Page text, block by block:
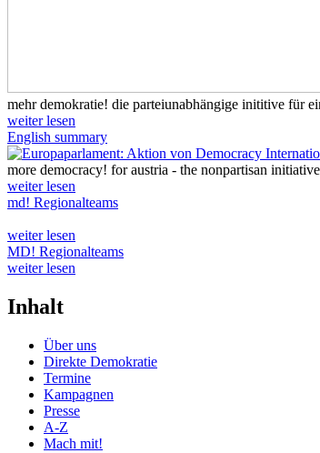
mehr demokratie! die parteiunabhängige inititive für
weiter lesen
English summary
more democracy! for austria - the nonpartisan
weiter lesen
md! Regionalteams
weiter lesen
MD! Regionalteams
weiter lesen
Inhalt
Über uns
Direkte Demokratie
Termine
Kampagnen
Presse
A-Z
Mach mit!